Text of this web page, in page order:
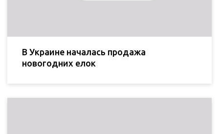
В Украине началась продажа
новогодних елок